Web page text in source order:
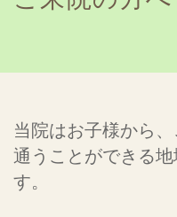
当院はお子様から
通うことができる
す。